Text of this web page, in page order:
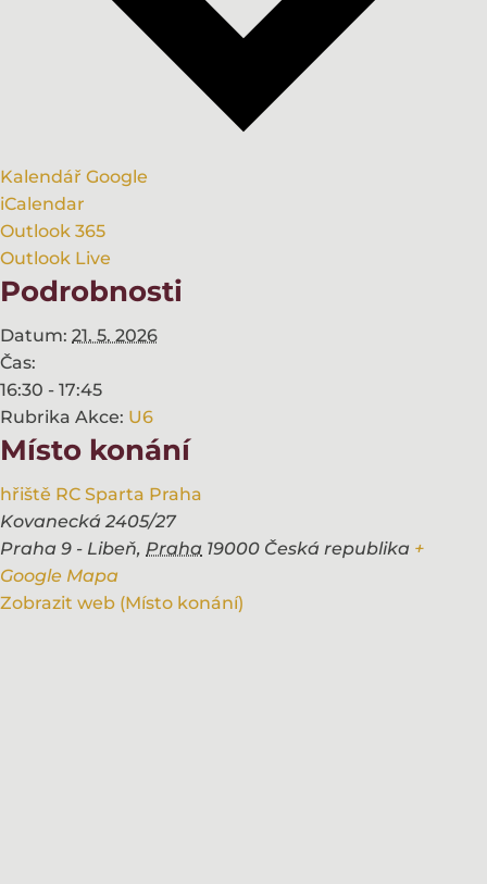
Kalendář Google
iCalendar
Outlook 365
Outlook Live
Podrobnosti
Datum: 21. 5. 2026
Čas:
16:30 - 17:45
Rubrika Akce: U6
Místo konání
hřiště RC Sparta Praha
Kovanecká 2405/27
Praha 9 - Libeň, Praha 19000 Česká republika +
Google Mapa
Zobrazit web (Místo konání)